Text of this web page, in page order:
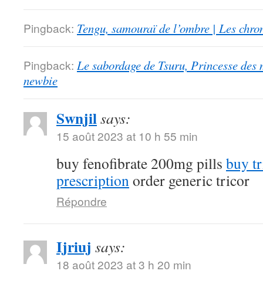
Pingback: Tengu, samouraï de l’ombre | Les
Pingback: Le sabordage de Tsuru, Princesse
newbie
Swnjilsays:
15 août 2023 at 10 h 55 min
buy fenofibrate 200mg pills buy
prescriptionorder generic tricor
Répondre
Ijriuj says:
18 août 2023 at 3 h 20 min